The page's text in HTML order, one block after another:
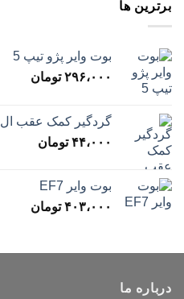
برترین ها
بوت وایر پژو تیپ 5
۲۹۶،۰۰۰ تومان
گردگیر کمک عقب ال90
۴۴،۰۰۰ تومان
بوت وایر EF7
۴۰۳،۰۰۰ تومان
درباره ما